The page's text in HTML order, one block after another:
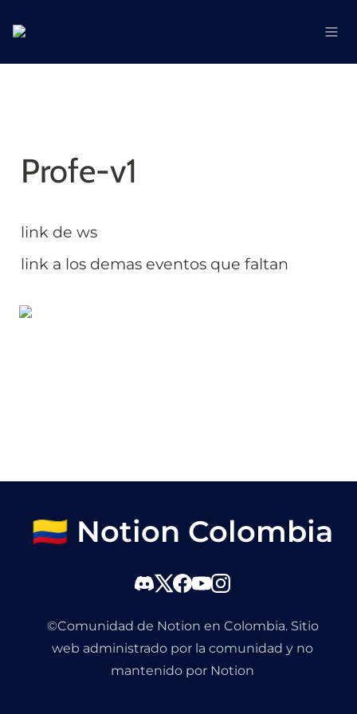
Profe-v1
link de ws
link a los demas eventos que faltan
🇨🇴 Notion Colombia
©Comunidad de Notion en Colombia. Sitio
web administrado por la comunidad y no
mantenido por Notion